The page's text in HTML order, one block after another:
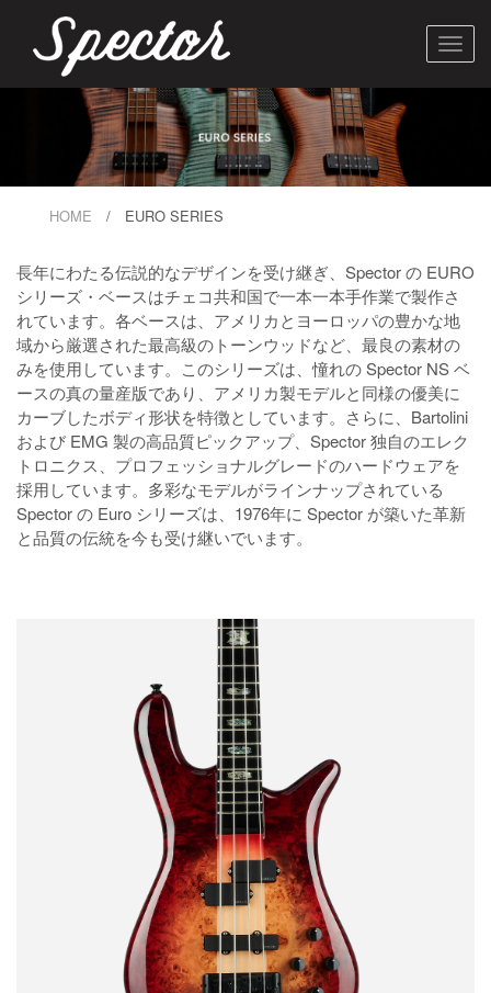
HOME / EURO SERIES
長年にわたる伝説的なデザインを受け継ぎ、Spector の EURO
シリーズ・ベースはチェコ共和国で一本一本手作業で製作さ
れています。各ベースは、アメリカとヨーロッパの豊かな地
域から厳選された最高級のトーンウッドなど、最良の素材の
みを使用しています。このシリーズは、憧れの Spector NS ベ
ースの真の量産版であり、アメリカ製モデルと同様の優美に
カーブしたボディ形状を特徴としています。さらに、Bartolini
および EMG 製の高品質ピックアップ、Spector 独自のエレク
トロニクス、プロフェッショナルグレードのハードウェアを
採用しています。多彩なモデルがラインナップされている
Spector の Euro シリーズは、1976年に Spector が築いた革新
と品質の伝統を今も受け継いでいます。